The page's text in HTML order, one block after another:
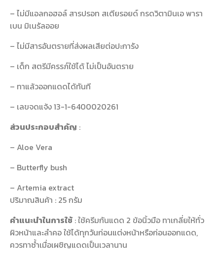
– ไม่มีแอลกอฮอล์ สารปรอท สเตียรอยด์ กรดวิตามินเอ พารา
เบน มิเนรัลออย
– ไม่มีสารอันตรายที่ส่งผลเสียต่อปะการัง
– เด็ก สตรีมีครรภ์ใช้ได้ ไม่เป็นอันตราย
– ทาแล้วออกแดดได้ทันที
– เลขจดแจ้ง 13-1-6400020261
ส่วนประกอบสำคัญ :
– Aloe Vera
– Butterfly bush
– Artemia extract
ปริมาณสินค้า : 25 กรัม
คำแนะนำในการใช้ : ใช้ครีมกันแดด 2 ข้อนิ้วมือ ทาเกลี่ยให้ทั่ว
ผิวหน้าและลำคอ ใช้ได้ทุกวันก่อนแต่งหน้าหรือก่อนออกแดด,
ควรทาซ้ำเมื่อเผชิญแดดเป็นเวลานาน